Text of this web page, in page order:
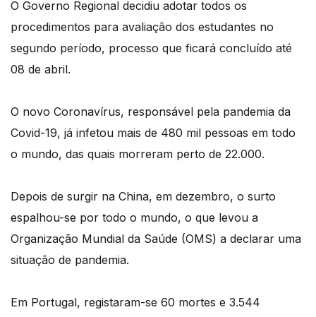
O Governo Regional decidiu adotar todos os
procedimentos para avaliação dos estudantes no
segundo período, processo que ficará concluído até
08 de abril.
O novo Coronavírus, responsável pela pandemia da
Covid-19, já infetou mais de 480 mil pessoas em todo
o mundo, das quais morreram perto de 22.000.
Depois de surgir na China, em dezembro, o surto
espalhou-se por todo o mundo, o que levou a
Organização Mundial da Saúde (OMS) a declarar uma
situação de pandemia.
Em Portugal, registaram-se 60 mortes e 3.544